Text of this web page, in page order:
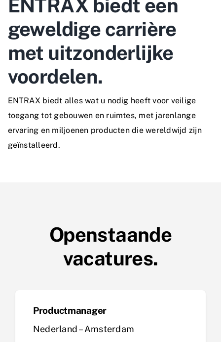
ENTRAX biedt een
geweldige carrière
met uitzonderlijke
voordelen.
ENTRAX biedt alles wat u nodig heeft voor veilige
toegang tot gebouwen en ruimtes, met jarenlange
ervaring en miljoenen producten die wereldwijd zijn
geïnstalleerd.
Openstaande
vacatures.
Productmanager
Nederland – Amsterdam